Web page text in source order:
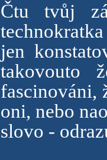
Čtu tvůj
jen
takovouto
fascinováni,
oni, nebo
slovo -